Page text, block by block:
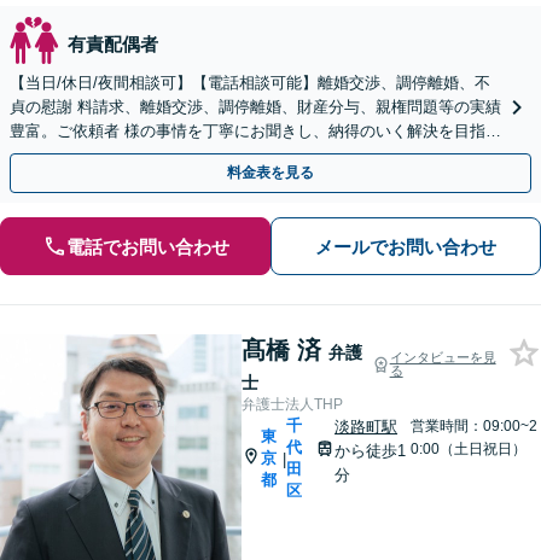
有責配偶者
【当日/休日/夜間相談可】【電話相談可能】離婚交渉、調停離婚、不
貞の慰謝 料請求、離婚交渉、調停離婚、財産分与、親権問題等の実績
豊富。ご依頼者 様の事情を丁寧にお聞きし、納得のいく解決を目指し
ます。
料金表を見る
電話でお問い合わせ メールでお問い合わせ
髙橋 済 弁護
士
インタビューを見
る
弁護士法人THP
東
京
都
|
千
代
田
区
淡路町駅
から徒歩1
分
営業時間：09:00~2
0:00（土日祝日）